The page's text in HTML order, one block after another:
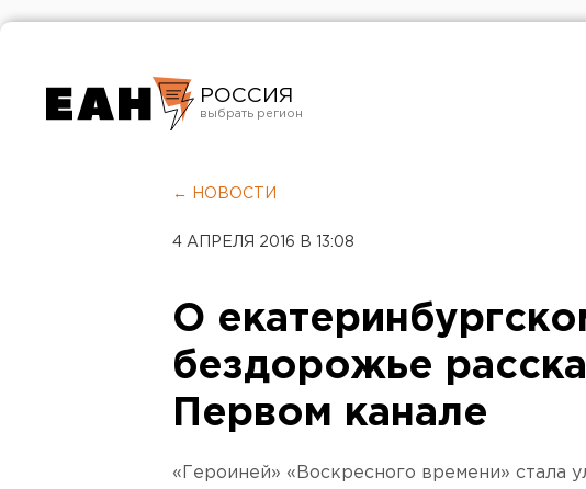
РОССИЯ
Челябинск
← НОВОСТИ
4 АПРЕЛЯ 2016 В 13:08
О
бездорожье
Первом канале
«Героиней» «Воскресного времени» стала